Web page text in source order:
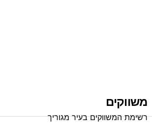
משווקים
רשימת המשווקים בעיר מגוריך